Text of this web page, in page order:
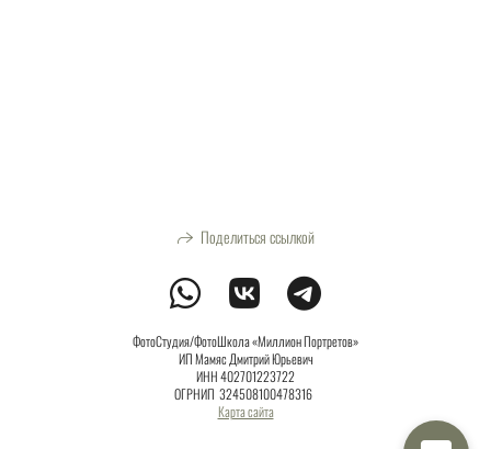
Поделиться ссылкой
ФотоСтудия/ФотоШкола «Миллион Портретов»
ИП Мамяс Дмитрий Юрьевич
ИНН 402701223722
ОГРНИП 324508100478316
Карта сайта